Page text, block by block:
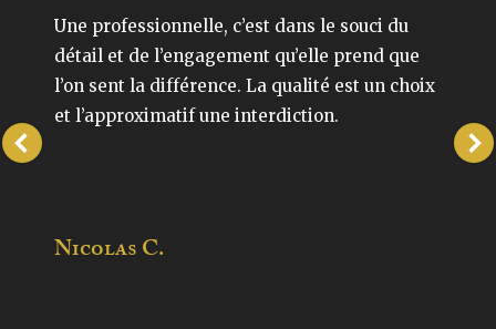
Nicolas C.
Une professionnelle, c’est dans le souci du
détail et de l’engagement qu’elle prend que
l’on sent la différence. La qualité est un choix
et l’approximatif une interdiction.